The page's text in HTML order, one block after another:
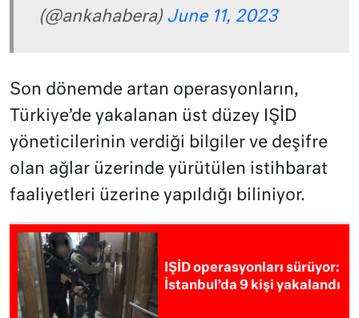
(@ankahabera) June 11, 2023
Son dönemde artan operasyonların,
Türkiye’de yakalanan üst düzey IŞİD
yöneticilerinin verdiği bilgiler ve deşifre
olan ağlar üzerinde yürütülen istihbarat
faaliyetleri üzerine yapıldığı biliniyor.
IŞİD operasyonları sürüyor:
İstanbul’da 9 kişi yakalandı